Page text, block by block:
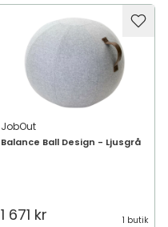
JobOut
Balance Ball Design - Ljusgrå
1 671 kr 1 butik